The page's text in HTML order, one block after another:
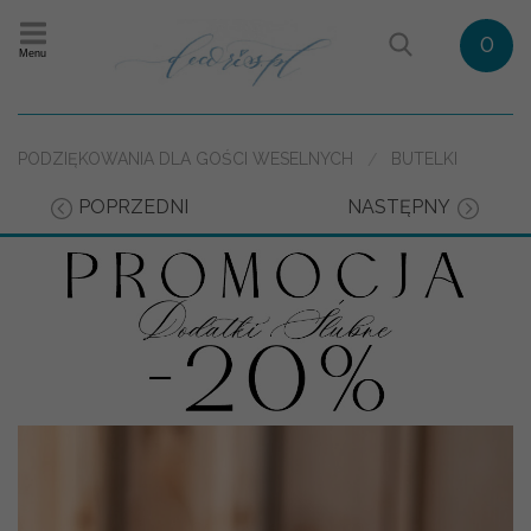
Menu 0
PODZIĘKOWANIA DLA GOŚCI WESELNYCH BUTELKI
POPRZEDNI NASTĘPNY